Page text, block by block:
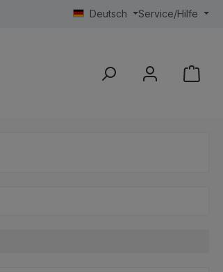
Deutsch Service/Hilfe